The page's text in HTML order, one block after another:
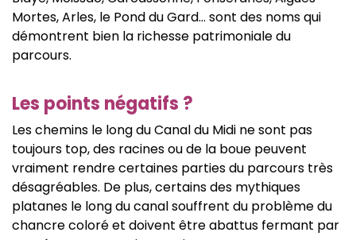
Mortes, Arles, le Pond du Gard… sont des noms qui
démontrent bien la richesse patrimoniale du
parcours.
Les points négatifs ?
Les chemins le long du Canal du Midi ne sont pas
toujours top, des racines ou de la boue peuvent
vraiment rendre certaines parties du parcours très
désagréables. De plus, certains des mythiques
platanes le long du canal souffrent du problème du
chancre coloré et doivent être abattus fermant par